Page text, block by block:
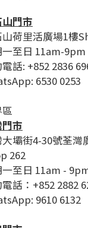
門市
荷里活廣場1樓
一至日 11am-9pm
話: +852 2836
6530 0253
市
大壩街4-30號荃灣
262
一至日 11am -
話：+852 2882
9610 6132